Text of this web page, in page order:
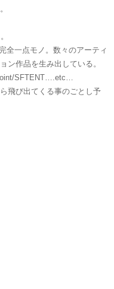
全一点モノ。数々のアーティ
ン作品を生み出している。
SFTENT….etc…
飛び出てくる事のごとし予